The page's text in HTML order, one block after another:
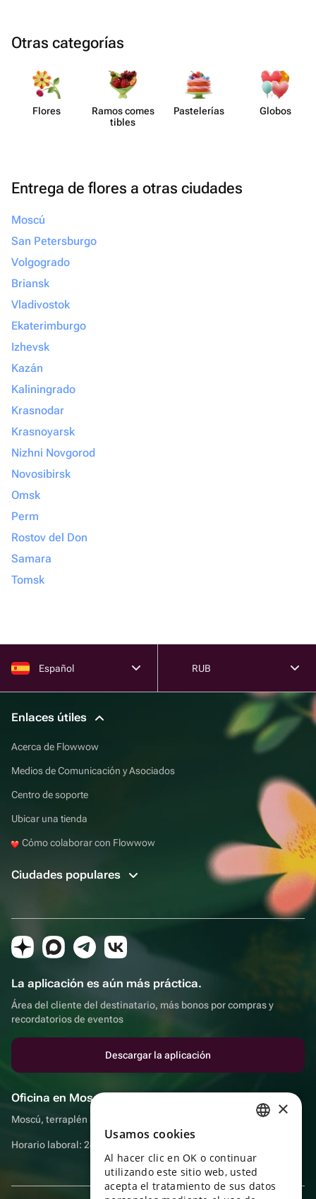
Otras categorías
Flores
Ramos comes​
tibles
Paste​lerías Globos
Entrega de flores a otras ciudades
Moscú
San Petersburgo
Volgogrado
Briansk
Vladivostok
Ekaterimburgo
Izhevsk
Kazán
Kaliningrado
Krasnodar
Krasnoyarsk
Nizhni Novgorod
Novosibirsk
Omsk
Perm
Rostov del Don
Samara
Tomsk
Español RUB
Enlaces útiles
Acerca de Flowwow
Medios de Comunicación y Asociados
Centro de soporte
Ubicar una tienda
Cómo colaborar con Flowwow
Ciudades populares
La aplicación es aún más práctica.
Área del cliente del destinatario, más bonos por compras y
recordatorios de eventos
Descargar la aplicación
Oficina en Moscú
Moscú, terraplén Sadovnicheskaya, 9, sala 2/3
Horario laboral: 24 horas
ENGLISH
UKRAINIAN
×
Usamos cookies
Al hacer clic en OK o continuar
utilizando este sitio web, usted
acepta el tratamiento de sus datos